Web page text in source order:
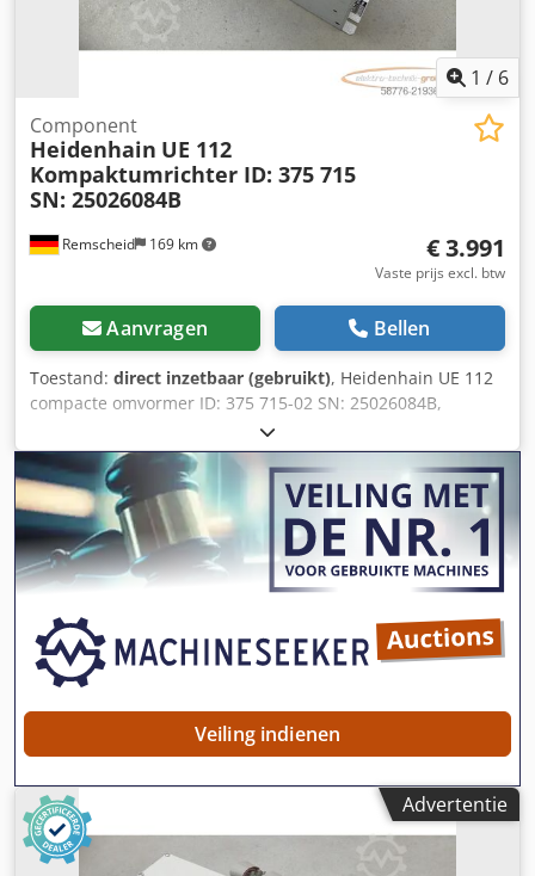
1 / 6
Remscheid 169 km
Component
Heidenhain UE 112
Kompaktumrichter ID: 375 715
SN: 25026084B
€ 3.991
Vaste prijs excl. btw
Aanvragen Bellen
Toestand: direct inzetbaar (gebruikt), Heidenhain UE 112
compacte omvormer ID: 375 715-02 SN: 25026084B,
gebruikt, in goede staat, 100% functioneel, levering
volgens foto's. Crsdey Srpbspfx Ag Uef
Veiling indienen
Advertentie